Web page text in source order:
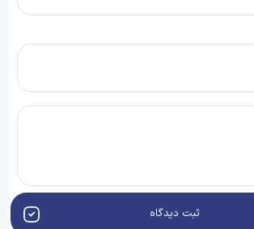
ثبت دیدگاه